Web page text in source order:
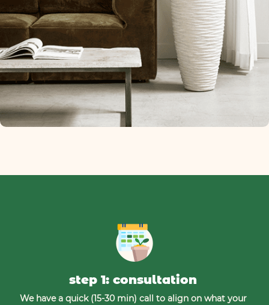
step 1: consultation
We have a quick (15-30 min) call to align on what your